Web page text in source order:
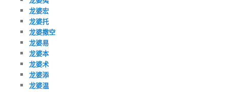
龙婆宏
龙婆托
龙婆撒空
龙婆易
龙婆本
龙婆术
龙婆添
龙婆温